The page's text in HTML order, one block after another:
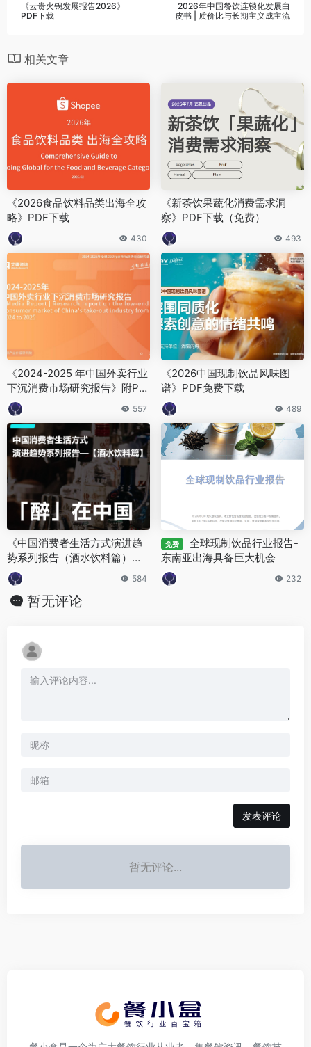
《云贵火锅发展报告2026》
PDF下载
2026年中国餐饮连锁化发展白
皮书 | 质价比与长期主义成主流
相关文章
《2026食品饮料品类出海全攻
略》PDF下载
430
《新茶饮果蔬化消费需求洞
察》PDF下载（免费）
493
《2024-2025 年中国外卖行业
下沉消费市场研究报告》附PD
F下载（免费）
557
《2026中国现制饮品风味图
谱》PDF免费下载
489
《中国消费者生活方式演进趋
势系列报告（酒水饮料篇）》P
DF下载
584
免费
全球现制饮品行业报告-
东南亚出海具备巨大机会
232
暂无评论
发表评论
暂无评论...